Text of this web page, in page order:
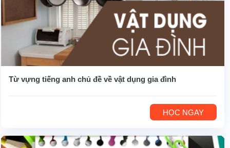
Từ vựng tiếng anh chủ đề về vật dụng gia đình
HỌC NGAY